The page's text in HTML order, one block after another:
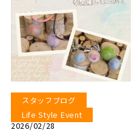
スタッフブログ
Life Style Event
2026/02/28